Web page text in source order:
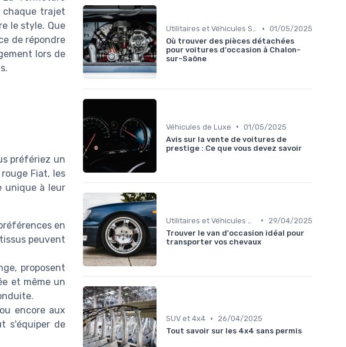
chaque trajet
le style. Que
de répondre
lors de
préfériez un
Fiat, les
unique à leur
en
peuvent
proposent
et même un
encore aux
s'équiper de
Utilitaires et Véhicules Spéciaux • 01/05/2025
Où trouver des pièces détachées
pour voitures d'occasion à Chalon-
sur-Saône
Véhicules de Luxe • 01/05/2025
Avis sur la vente de voitures de
prestige : Ce que vous devez savoir
•
29/04/2025
Trouver le van d'occasion idéal pour
transporter vos chevaux
SUV et 4x4 •
26/04/2025
Tout savoir sur les 4x4 sans permis